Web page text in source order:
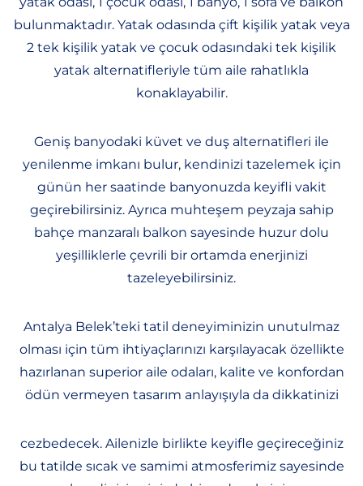
bulunmaktadır. Yatak odasında çift kişilik yatak veya
2 tek kişilik yatak ve çocuk odasındaki tek kişilik
yatak alternatifleriyle tüm aile rahatlıkla
konaklayabilir.
Geniş banyodaki küvet ve duş alternatifleri ile
yenilenme imkanı bulur, kendinizi tazelemek için
günün her saatinde banyonuzda keyifli vakit
geçirebilirsiniz. Ayrıca muhteşem peyzaja sahip
bahçe manzaralı balkon sayesinde huzur dolu
yeşilliklerle çevrili bir ortamda enerjinizi
tazeleyebilirsiniz.
Antalya Belek’teki tatil deneyiminizin unutulmaz
olması için tüm ihtiyaçlarınızı karşılayacak özellikte
hazırlanan superior aile odaları, kalite ve konfordan
ödün vermeyen tasarım anlayışıyla da dikkatinizi
cezbedecek. Ailenizle birlikte keyifle geçireceğiniz
bu tatilde sıcak ve samimi atmosferimiz sayesinde